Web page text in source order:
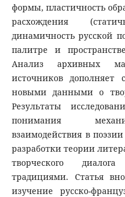
формы, пластичность
расхождения
динамичность русской
палитре и
Анализ архивных
источников дополняет
новыми данными о
Результаты
понимания
взаимодействия в
разработки теории
творческого
традициями. Статья
изучение русско-